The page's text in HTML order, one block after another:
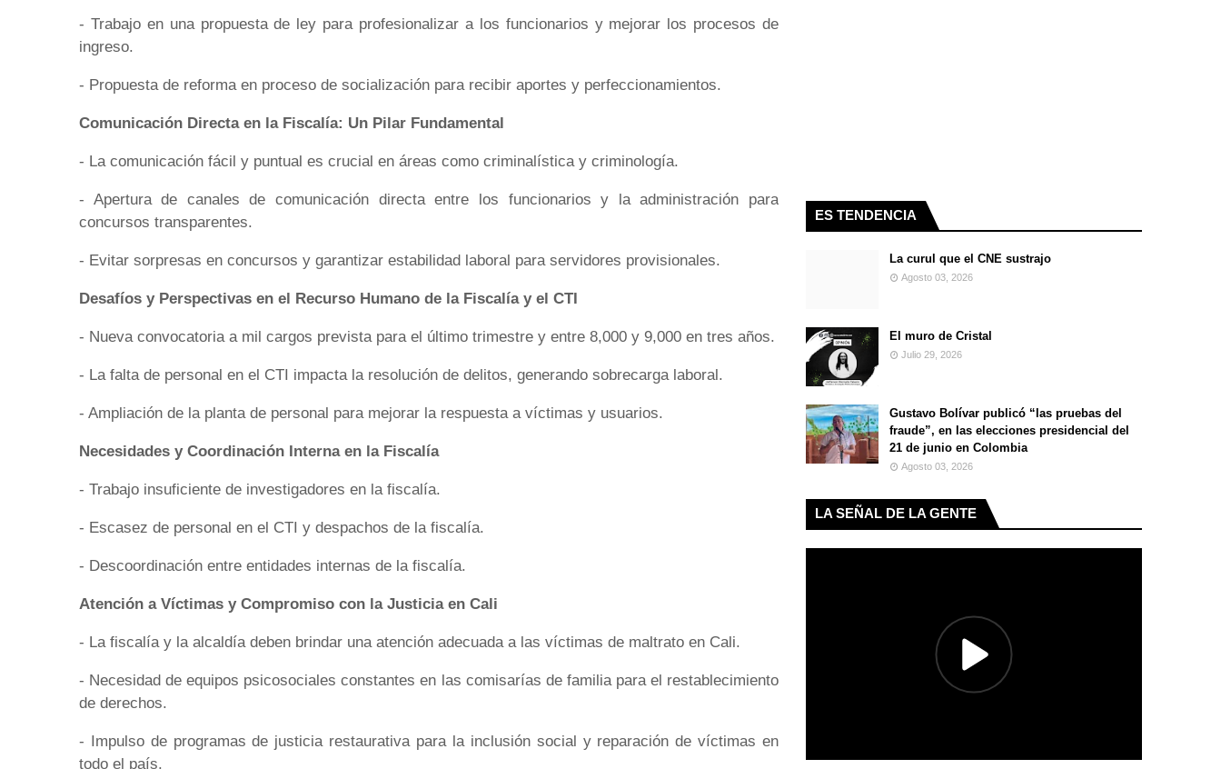
- Trabajo en una propuesta de ley para profesionalizar a los funcionarios y mejorar los procesos de
ingreso.
- Propuesta de reforma en proceso de socialización para recibir aportes y perfeccionamientos.
Comunicación Directa en la Fiscalía: Un Pilar Fundamental
- La comunicación fácil y puntual es crucial en áreas como criminalística y criminología.
- Apertura de canales de comunicación directa entre los funcionarios y la administración para
concursos transparentes.
- Evitar sorpresas en concursos y garantizar estabilidad laboral para servidores provisionales.
Desafíos y Perspectivas en el Recurso Humano de la Fiscalía y el CTI
- Nueva convocatoria a mil cargos prevista para el último trimestre y entre 8,000 y 9,000 en tres años.
- La falta de personal en el CTI impacta la resolución de delitos, generando sobrecarga laboral.
- Ampliación de la planta de personal para mejorar la respuesta a víctimas y usuarios.
Necesidades y Coordinación Interna en la Fiscalía
- Trabajo insuficiente de investigadores en la fiscalía.
- Escasez de personal en el CTI y despachos de la fiscalía.
- Descoordinación entre entidades internas de la fiscalía.
Atención a Víctimas y Compromiso con la Justicia en Cali
- La fiscalía y la alcaldía deben brindar una atención adecuada a las víctimas de maltrato en Cali.
- Necesidad de equipos psicosociales constantes en las comisarías de familia para el restablecimiento
de derechos.
- Impulso de programas de justicia restaurativa para la inclusión social y reparación de víctimas en
todo el país.
ES TENDENCIA
La curul que el CNE sustrajo
Agosto 03, 2026
El muro de Cristal
Julio 29, 2026
Gustavo Bolívar publicó “las pruebas del
fraude”, en las elecciones presidencial del
21 de junio en Colombia
Agosto 03, 2026
LA SEÑAL DE LA GENTE